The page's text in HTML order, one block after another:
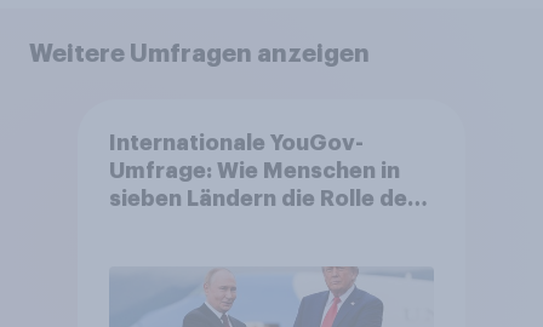
Weitere Umfragen anzeigen
Internationale YouGov-
Umfrage: Wie Menschen in
sieben Ländern die Rolle der
Bedrohungen und Bündnisse
bewerten